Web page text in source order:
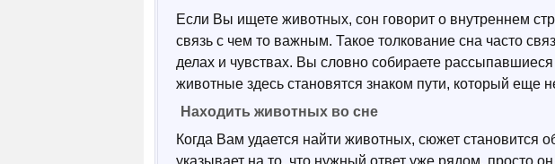
Если Вы ищете животных, сон говорит о внутреннем
связь с чем то важным. Такое толкование сна часто
делах и чувствах. Вы словно собираете
животные здесь становятся знаком пути, который еще
Находить животных во сне
Когда Вам удается найти животных, сюжет
указывает на то, что нужный ответ уже рядом, просто